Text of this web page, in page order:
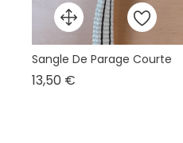
Sangle De Parage Courte
13,50 €